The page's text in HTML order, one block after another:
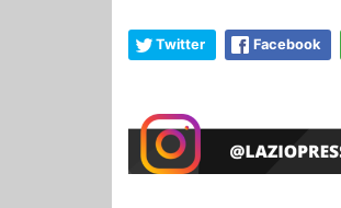
Twitter Facebook